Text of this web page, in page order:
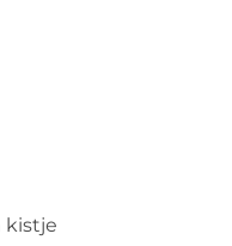
kistje